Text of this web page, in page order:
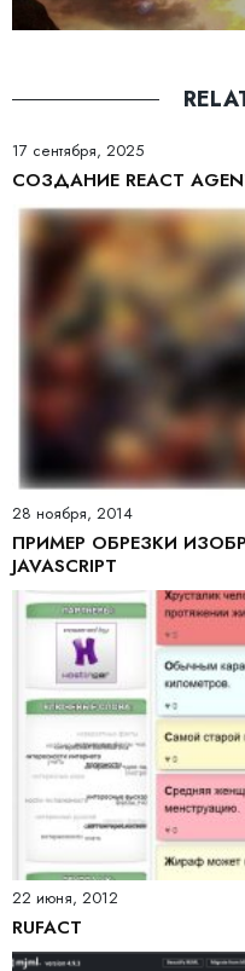
17 сентября, 2025
СОЗДАНИЕ REACT
28 ноября, 2014
ПРИМЕР ОБРЕЗКИ
JAVASCRIPT
22 июня, 2012
RUFACT